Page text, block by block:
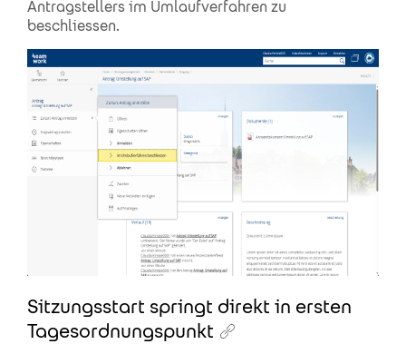
Antragstellers im Umlaufverfahren zu
beschliessen.
Sitzungsstart springt direkt in ersten
Tagesordnungspunkt